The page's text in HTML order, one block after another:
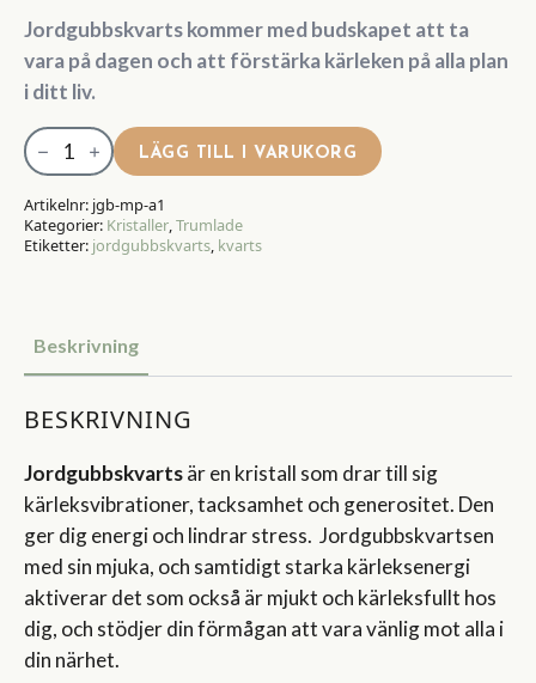
Jordgubbskvarts kommer med budskapet att ta
vara på dagen och att förstärka kärleken på alla plan
i ditt liv.
Jordgubbskvarts
Trumlade
mängd
LÄGG TILL I VARUKORG
Artikelnr: jgb-mp-a1
Kategorier: Kristaller,Trumlade
Etiketter: jordgubbskvarts, kvarts
Beskrivning
BESKRIVNING
Jordgubbskvartsär en kristall som drar till sig
kärleksvibrationer, tacksamhet och generositet. Den
ger dig energi och lindrar stress. Jordgubbskvartsen
med sin mjuka, och samtidigt starka kärleksenergi
aktiverar det som också är mjukt och kärleksfullt hos
dig, och stödjer din förmågan att vara vänlig mot alla i
din närhet.